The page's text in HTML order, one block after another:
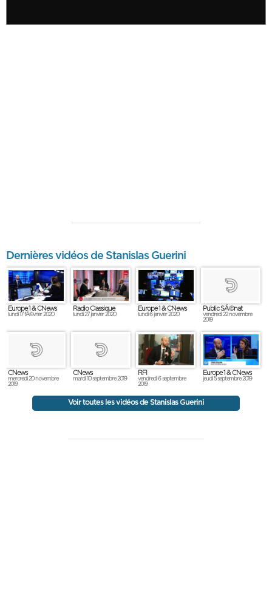
Dernières vidéos de Stanislas Guerini
Europe 1 & CNews
lundi 17 fÃ©vrier 2020
Radio Classique
lundi 27 janvier 2020
Europe 1 & CNews
lundi 6 janvier 2020
Public SÃ©nat
vendredi 22 novembre
2019
CNews
mercredi 20 novembre
2019
CNews
mardi 10 septembre 2019
RFI
vendredi 6 septembre
2019
Europe 1 & CNews
jeudi 5 septembre 2019
Voir toutes les vidéos de Stanislas Guerini